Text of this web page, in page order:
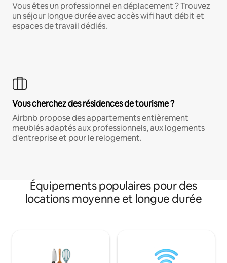
Vous êtes un professionnel en déplacement ? Trouvez
un séjour longue durée avec accès wifi haut débit et
espaces de travail dédiés.
Vous cherchez des résidences de tourisme ?
Airbnb propose des appartements entièrement
meublés adaptés aux professionnels, aux logements
d'entreprise et pour le relogement.
Équipements populaires pour des
locations moyenne et longue durée